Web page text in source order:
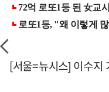
[서울=뉴시스] 이수지